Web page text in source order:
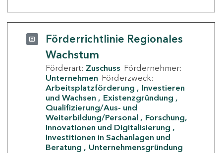
Förderrichtlinie Regionales
Wachstum
Förderart: Zuschuss Fördernehmer:
Unternehmen Förderzweck:
Arbeitsplatzförderung
Investieren
und Wachsen
Existenzgründung
Qualifizierung/Aus- und
Weiterbildung/Personal
Forschung,
Innovationen und Digitalisierung
Investitionen in Sachanlagen und
Beratung
Unternehmensgründung